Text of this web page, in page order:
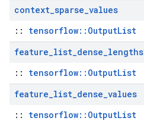
context_sparse_values
:: tensorflow::OutputList
feature_list_dense_lengths
:: tensorflow::OutputList
feature_list_dense_values
:: tensorflow::OutputList